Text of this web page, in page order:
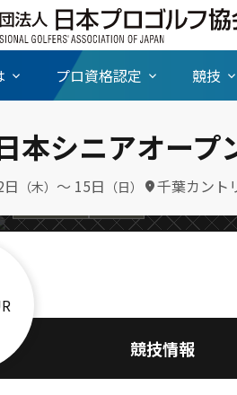
プロ資格認定 競技
本シニアオープ
（木） 〜 15日 （日） 千葉カント
〔日本シニアオ
ダーとして混戦
競技情報